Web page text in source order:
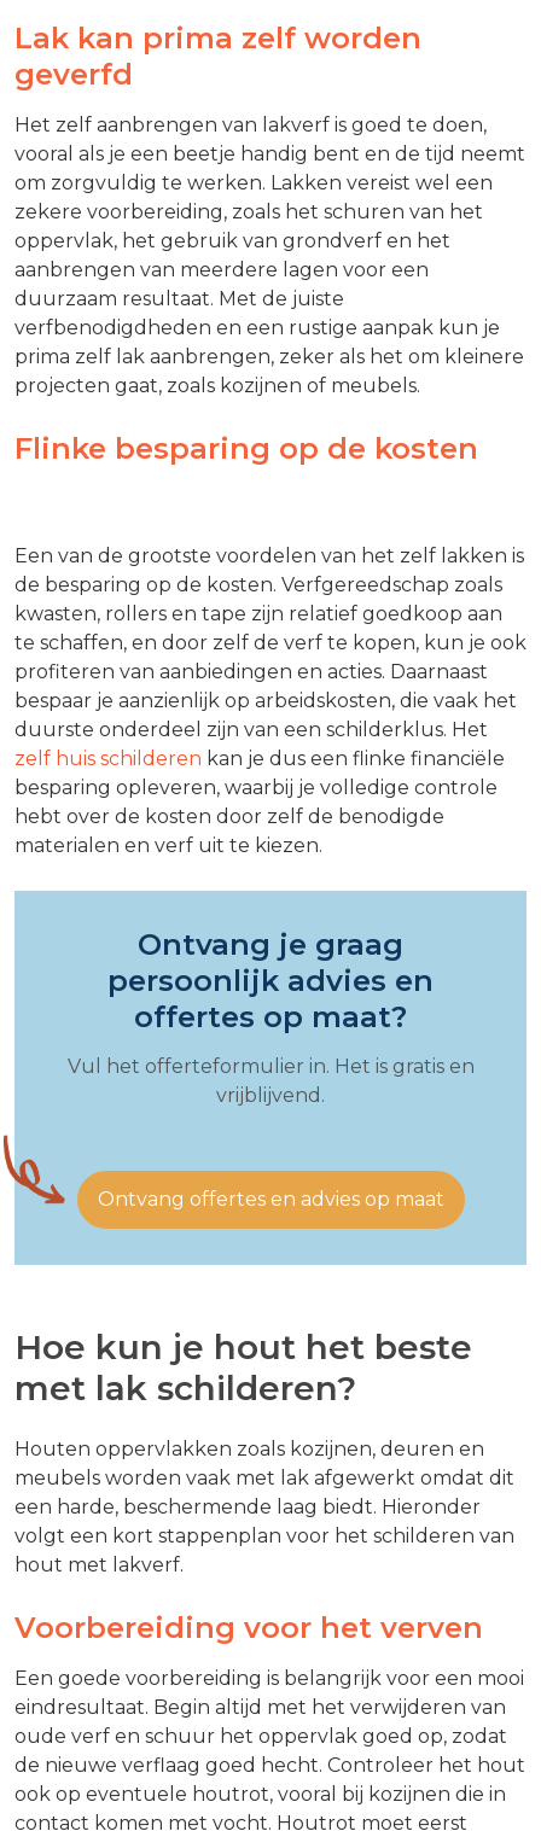
Lak kan prima zelf worden
geverfd
Het zelf aanbrengen van lakverf is goed te doen,
vooral als je een beetje handig bent en de tijd neemt
om zorgvuldig te werken. Lakken vereist wel een
zekere voorbereiding, zoals het schuren van het
oppervlak, het gebruik van grondverf en het
aanbrengen van meerdere lagen voor een
duurzaam resultaat. Met de juiste
verfbenodigdheden en een rustige aanpak kun je
prima zelf lak aanbrengen, zeker als het om kleinere
projecten gaat, zoals kozijnen of meubels.
Flinke besparing op de kosten
Een van de grootste voordelen van het zelf lakken is
de besparing op de kosten. Verfgereedschap zoals
kwasten, rollers en tape zijn relatief goedkoop aan
te schaffen, en door zelf de verf te kopen, kun je ook
profiteren van aanbiedingen en acties. Daarnaast
bespaar je aanzienlijk op arbeidskosten, die vaak het
duurste onderdeel zijn van een schilderklus. Het
zelf huis schilderen kan je dus een flinke financiële
besparing opleveren, waarbij je volledige controle
hebt over de kosten door zelf de benodigde
materialen en verf uit te kiezen.
Ontvang je graag
persoonlijk advies en
offertes op maat?
Vul het offerteformulier in. Het is gratis en
vrijblijvend.
Ontvang offertes en advies op maat
Hoe kun je hout het beste
met lak schilderen?
Houten oppervlakken zoals kozijnen, deuren en
meubels worden vaak met lak afgewerkt omdat dit
een harde, beschermende laag biedt. Hieronder
volgt een kort stappenplan voor het schilderen van
hout met lakverf.
Voorbereiding voor het verven
Een goede voorbereiding is belangrijk voor een mooi
eindresultaat. Begin altijd met het verwijderen van
oude verf en schuur het oppervlak goed op, zodat
de nieuwe verflaag goed hecht. Controleer het hout
ook op eventuele houtrot, vooral bij kozijnen die in
contact komen met vocht. Houtrot moet eerst